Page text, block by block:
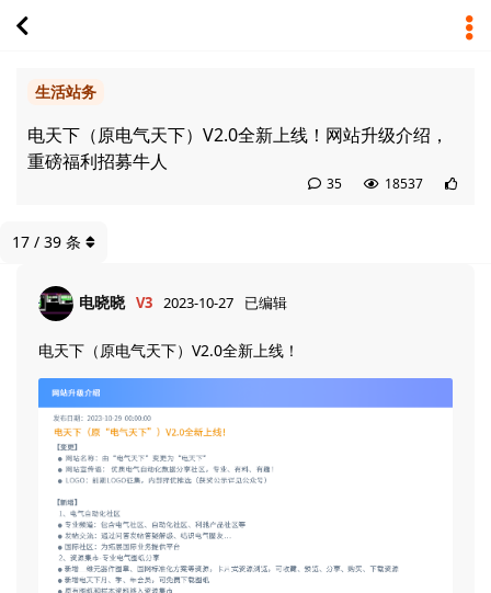
生活站务
电天下（原电气天下）V2.0全新上线！网站升级介绍，
重磅福利招募牛人
35 18537
17 / 39 条
电晓晓 V3 2023-10-27 已编辑
电天下（原电气天下）V2.0全新上线！